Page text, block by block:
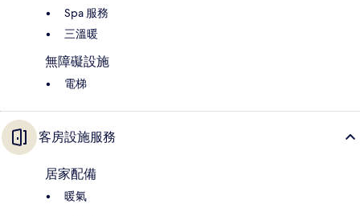
Spa 服務
三溫暖
無障礙設施
電梯
客房設施服務
居家配備
暖氣